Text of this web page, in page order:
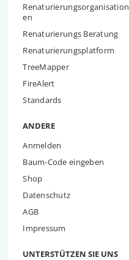
Renaturierungsorganisation
en
Renaturierungs Beratung
Renaturierungsplatform
TreeMapper
FireAlert
Standards
ANDERE
Anmelden
Baum-Code eingeben
Shop
Datenschutz
AGB
Impressum
UNTERSTÜTZEN SIE UNS